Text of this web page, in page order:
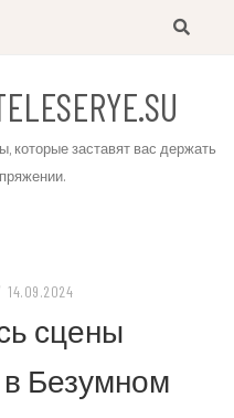
которые заставят вас держать
14.09.2024
сцены
в Безумном